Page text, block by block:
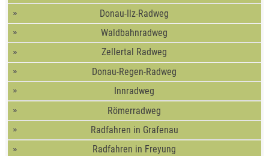
Donau-Ilz-Radweg
Waldbahnradweg
Zellertal Radweg
Donau-Regen-Radweg
Innradweg
Römerradweg
Radfahren in Grafenau
Radfahren in Freyung